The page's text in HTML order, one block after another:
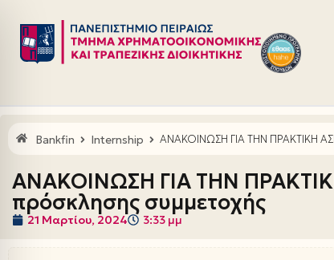
Μεταπηδήστε
στο
Bankfin Internship ΑΝΑΚΟΙΝΩΣΗ ΓΙΑ ΤΗΝ ΠΡΑΚΤΙΚΗ
ΑΝΑΚΟΙΝΩΣΗ ΓΙΑ ΤΗΝ
πρόσκλησης συμμετοχής
21 Μαρτίου, 2024 3:33 μμ